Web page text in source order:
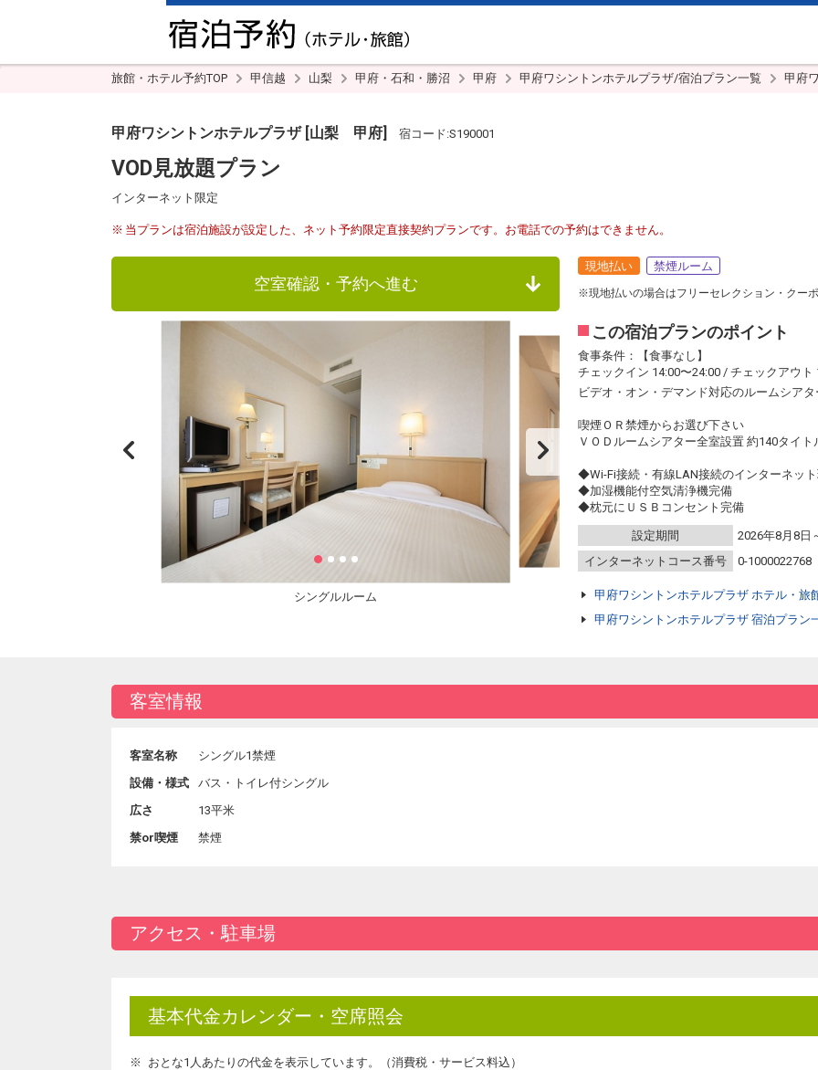
旅館・ホテル予約TOP 甲信越 山梨 甲府・石和・勝沼 甲府 甲府ワシントンホテルプラザ/宿泊プラン一覧 甲府
甲府ワシントンホテルプラザ [山梨 甲府] 宿コード:S190001
VOD見放題プラン
インターネット限定
当プランは宿泊施設が設定した、ネット予約限定直接契約プランです。お電話での予約はできません。
空室確認・予約へ進む
シングルルーム
現地払い 禁煙ルーム
※現地払いの場合はフリーセレクション・クー
この宿泊プランのポイント
食事条件：【食事なし】
チェックイン 14:00〜24:00 / チェックアウト
ビデオ・オン・デマンド対応のルームシア
喫煙ＯＲ禁煙からお選び下さい
ＶＯＤルームシアター全室設置 約140タイト
◆Wi-Fi接続・有線LAN接続のインターネッ
◆加湿機能付空気清浄機完備
◆枕元にＵＳＢコンセント完備
設定期間
2026年8月8日
インターネットコース番号
0-1000022768
甲府ワシントンホテルプラザ ホテル・旅
甲府ワシントンホテルプラザ 宿泊プラン
客室情報
客室名称
シングル1禁煙
設備・様式
バス・トイレ付シングル
広さ
13平米
禁or喫煙
禁煙
アクセス・駐車場
基本代金カレンダー・空席照会
おとな1人あたりの代金を表示しています。（消費税・サービス料込）